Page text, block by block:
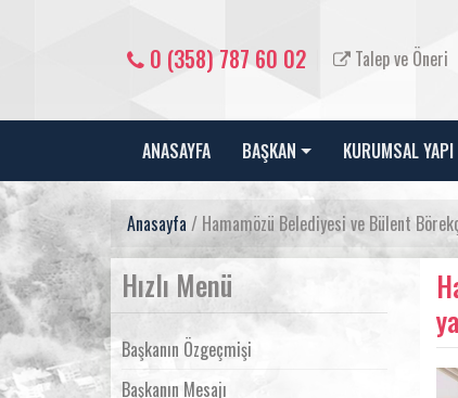
0 (358) 787 60 02 Talep ve Öneri
ANASAYFA BAŞKAN KURUMSAL YAPI
Anasayfa / Hamamözü Belediyesi ve Bülent
Hızlı Menü
Başkanın Özgeçmişi
Başkanın Mesajı